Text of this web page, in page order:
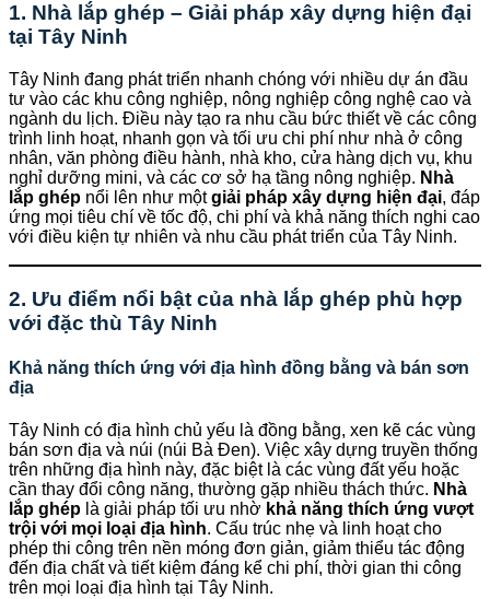
1. Nhà lắp ghép – Giải pháp xây dựng hiện đại
tại Tây Ninh
Tây Ninh đang phát triển nhanh chóng với nhiều dự án đầu
tư vào các khu công nghiệp, nông nghiệp công nghệ cao và
ngành du lịch. Điều này tạo ra nhu cầu bức thiết về các công
trình linh hoạt, nhanh gọn và tối ưu chi phí như nhà ở công
nhân, văn phòng điều hành, nhà kho, cửa hàng dịch vụ, khu
nghỉ dưỡng mini, và các cơ sở hạ tầng nông nghiệp. Nhà
lắp ghép nổi lên như mộtgiải pháp xây dựng hiện đại, đáp
ứng mọi tiêu chí về tốc độ, chi phí và khả năng thích nghi cao
với điều kiện tự nhiên và nhu cầu phát triển của Tây Ninh.
2. Ưu điểm nổi bật của nhà lắp ghép phù hợp
với đặc thù Tây Ninh
Khả năng thích ứng với địa hình đồng bằng và bán sơn
địa
Tây Ninh có địa hình chủ yếu là đồng bằng, xen kẽ các vùng
bán sơn địa và núi (núi Bà Đen). Việc xây dựng truyền thống
trên những địa hình này, đặc biệt là các vùng đất yếu hoặc
cần thay đổi công năng, thường gặp nhiều thách thức. Nhà
lắp ghép là giải pháp tối ưu nhờ khả năng thích ứng vượt
trội với mọi loại địa hình. Cấu trúc nhẹ và linh hoạt cho
phép thi công trên nền móng đơn giản, giảm thiểu tác động
đến địa chất và tiết kiệm đáng kể chi phí, thời gian thi công
trên mọi loại địa hình tại Tây Ninh.